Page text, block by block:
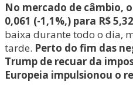
No mercado de câmbio,
0,061 (-1,1%,) para R$
baixa durante todo o dia,
tarde. Perto do fim das
Trump de recuar da
Europeia impulsionou o